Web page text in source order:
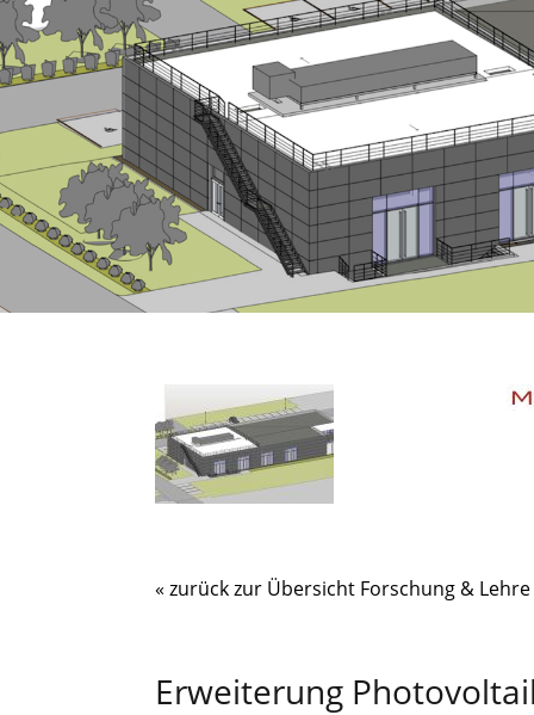
« zurück zur Übersicht Forschung & Lehre
Erweiterung